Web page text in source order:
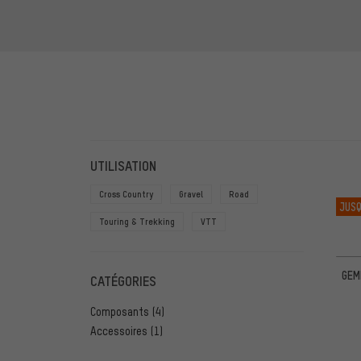
FILTRE
UTILISATION
Cross Country Gravel Road
Touring & Trekking VTT
CATÉGORIES
Composants (4)
Accessoires (1)